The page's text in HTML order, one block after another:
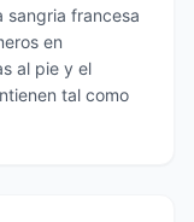
sangria francesa
en
al pie y el
tal como